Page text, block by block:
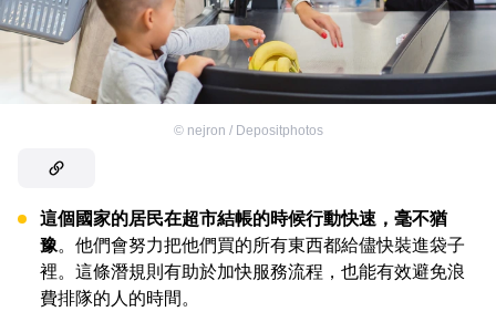
© nejron / Depositphotos
這個國家的居民在超市結帳的時候行動快速，毫不猶
豫。他們會努力把他們買的所有東西都給儘快裝進袋子
裡。這條潛規則有助於加快服務流程，也能有效避免浪
費排隊的人的時間。